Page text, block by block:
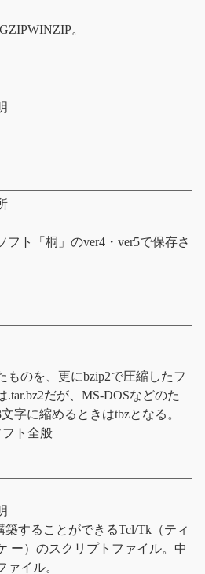
。
フト「桐」のver4・ver5で保存さ
ものを、更にbzip2で圧縮したフ
.tar.bz2だが、MS-DOSなどのた
字に縮めるときはtbzとなる。
フト全般
築することができるTcl/Tk（ティ
ー）のスクリプトファイル。中
ァイル。